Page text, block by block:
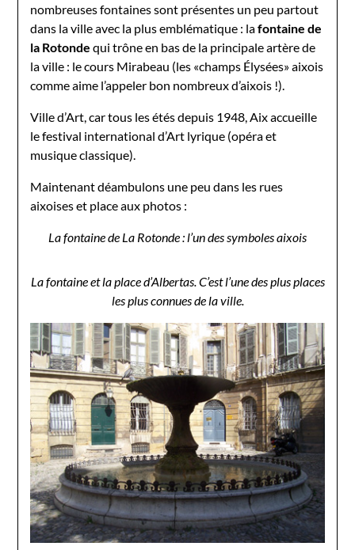
nombreuses fontaines sont présentes un peu partout
dans la ville avec la plus emblématique : lafontaine de
la Rotonde qui trône en bas de la principale artère de
la ville : le cours Mirabeau (les «champs Élysées» aixois
comme aime l’appeler bon nombreux d’aixois !).
Ville d’Art, car tous les étés depuis 1948, Aix accueille
le festival international d’Art lyrique (opéra et
musique classique).
Maintenant déambulons une peu dans les rues
aixoises et place aux photos :
La fontaine de La Rotonde : l’un des symboles aixois
La fontaine et la place d’Albertas. C’est l’une des plus places
les plus connues de la ville.